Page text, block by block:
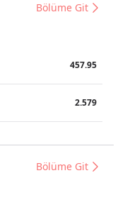
Bölüme Git
457.95
2.579
Bölüme Git